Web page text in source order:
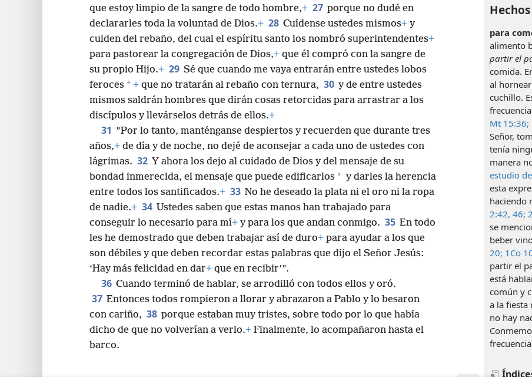
para
alimento
partir el
comida.
al
cuchillo.
Mt 15:36;
Señor,
tenía
manera
estudio
esta
haciendo
2:42, 46;
se
beber
20; 1Co
partir el
está
común y
a la fiesta
no hay
que estoy limpio de la sangre de todo hombre,+ 27 porque no dudé en
declararles toda la voluntad de Dios.+ 28 Cuídense ustedes mismos+ y
cuiden del rebaño, del cual el espíritu santo los nombró superintendentes+
para pastorear la congregación de Dios,+ que él compró con la sangre de
su propio Hijo.+ 29 Sé que cuando me vaya entrarán entre ustedes lobos
feroces * + que no tratarán al rebaño con ternura, 30 y de entre ustedes
mismos saldrán hombres que dirán cosas retorcidas para arrastrar a los
discípulos y llevárselos detrás de ellos.+
31 ”Por lo tanto, manténganse despiertos y recuerden que durante tres
años,+ de día y de noche, no dejé de aconsejar a cada uno de ustedes con
lágrimas. 32 Y ahora los dejo al cuidado de Dios y del mensaje de su
bondad inmerecida, el mensaje que puede edificarlos * y darles la herencia
entre todos los santificados.+ 33 No he deseado la plata ni el oro ni la ropa
de nadie.+ 34 Ustedes saben que estas manos han trabajado para
conseguir lo necesario para mí+ y para los que andan conmigo. 35 En todo
les he demostrado que deben trabajar así de duro+ para ayudar a los que
son débiles y que deben recordar estas palabras que dijo el Señor Jesús:
‘Hay más felicidad en dar+ que en recibir’”.
36 Cuando terminó de hablar, se arrodilló con todos ellos y oró.
37 Entonces todos rompieron a llorar y abrazaron a Pablo y lo besaron
con cariño, 38 porque estaban muy tristes, sobre todo por lo que había
dicho de que no volverían a verlo.+ Finalmente, lo acompañaron hasta el
barco.